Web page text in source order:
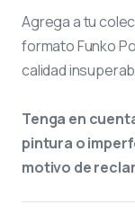
Agrega a tu
formato Funko
calidad
Tenga en
pintura o
motivo de